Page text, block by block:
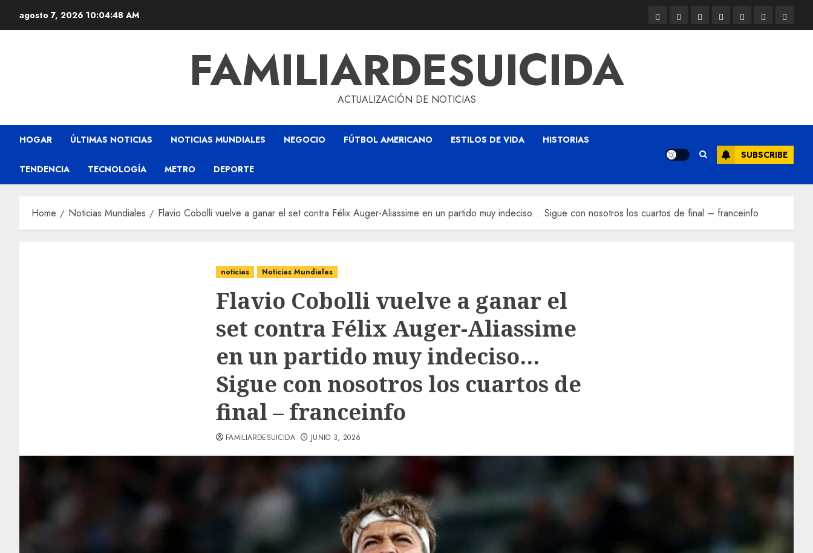
agosto 7, 2026 10:04:49 AM
FAMILIARDESUICIDA
ACTUALIZACIÓN DE NOTICIAS
HOGAR ÚLTIMAS NOTICIAS NOTICIAS MUNDIALES NEGOCIO FÚTBOL AMERICANO ESTILOS DE VIDA HISTORIAS
TENDENCIA TECNOLOGÍA METRO DEPORTE
SUBSCRIBE
Home Noticias Mundiales Flavio Cobolli vuelve a ganar el set contra Félix Auger-Aliassime en un partido muy indeciso… Sigue con nosotros los cuartos de final – franceinfo
noticias Noticias Mundiales
Flavio Cobolli vuelve a ganar el
set contra Félix Auger-Aliassime
en un partido muy indeciso…
Sigue con nosotros los cuartos de
final – franceinfo
FAMILIARDESUICIDA JUNIO 3, 2026